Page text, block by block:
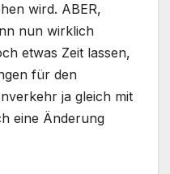
wird. ABER,
nun wirklich
etwas Zeit lassen,
für den
ja gleich mit
eine Änderung